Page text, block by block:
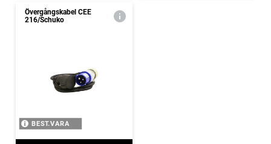
Övergångskabel CEE
216/Schuko
BEST.VARA